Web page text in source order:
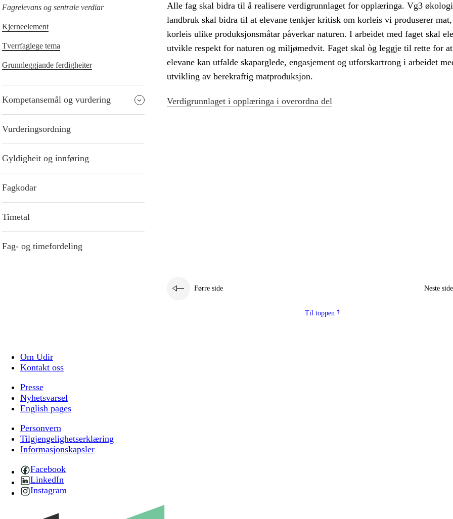
Fagrelevans og sentrale verdiar
Kjerneelement
Tverrfaglege tema
Grunnleggjande ferdigheiter
Kompetansemål og vurdering
Vurderingsordning
Gyldigheit og innføring
Fagkodar
Timetal
Fag- og timefordeling
Alle fag skal bidra til å realisere verdigrunnlaget for opplæringa. Vg3
landbruk skal bidra til at elevane tenkjer kritisk om korleis vi produserer
korleis ulike produksjonsmåtar påverkar naturen. I arbeidet med faget skal
utvikle respekt for naturen og miljømedvit. Faget skal òg leggje til rette for at
elevane kan utfalde skaparglede, engasjement og utforskartrong i arbeidet
utvikling av berekraftig matproduksjon.
Verdigrunnlaget i opplæringa i overordna del
Førre side Neste side
Til toppen
Om Udir
Kontakt oss
Presse
Nyhetsvarsel
English pages
Personvern
Tilgjengelighetserklæring
Informasjonskapsler
Facebook
LinkedIn
Instagram